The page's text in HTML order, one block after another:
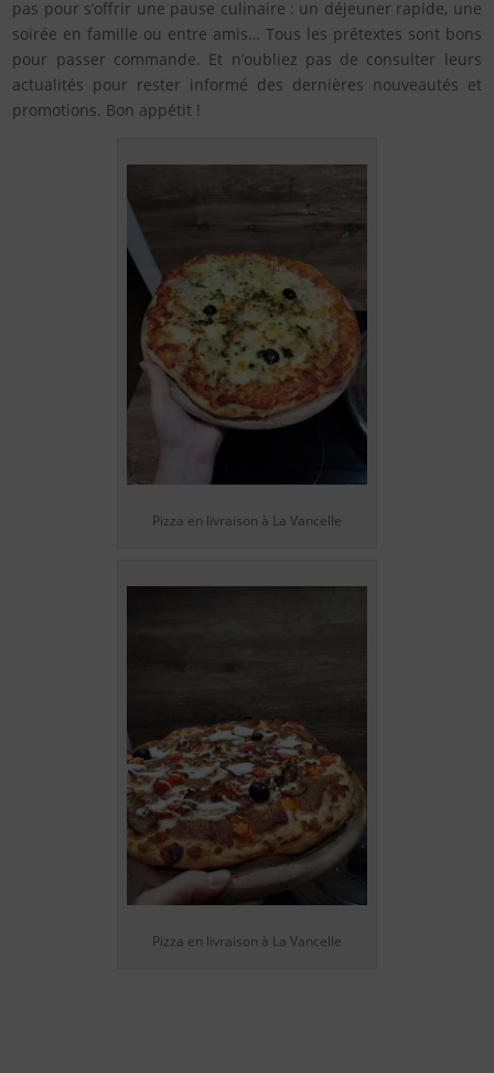
pas pour s’offrir une pause culinaire : un déjeuner rapide, une
soirée en famille ou entre amis… Tous les prétextes sont bons
pour passer commande. Et n’oubliez pas de consulter leurs
actualités pour rester informé des dernières nouveautés et
promotions. Bon appétit !
Pizza en livraison à La Vancelle
Pizza en livraison à La Vancelle